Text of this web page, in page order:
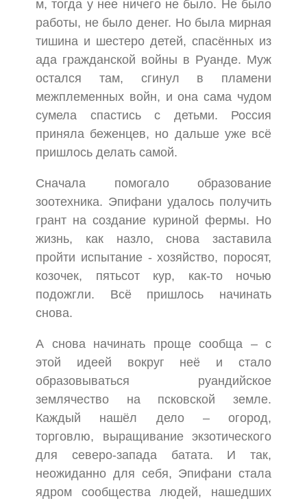
м, тогда у нее ничего не было. Не было
работы, не было денег. Но была мирная
тишина и шестеро детей, спасённых из
ада гражданской войны в Руанде. Муж
остался там, сгинул в пламени
межплеменных войн, и она сама чудом
сумела спастись с детьми. Россия
приняла беженцев, но дальше уже всё
пришлось делать самой.
Сначала помогало образование
зоотехника. Эпифани удалось получить
грант на создание куриной фермы. Но
жизнь, как назло, снова заставила
пройти испытание - хозяйство, поросят,
козочек, пятьсот кур, как-то ночью
подожгли. Всё пришлось начинать
снова.
А снова начинать проще сообща – с
этой идеей вокруг неё и стало
образовываться руандийское
землячество на псковской земле.
Каждый нашёл дело – огород,
торговлю, выращивание экзотического
для северо-запада батата. И так,
неожиданно для себя, Эпифани стала
ядром сообщества людей, нашедших